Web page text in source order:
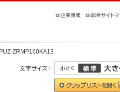
ZRMP160KA13